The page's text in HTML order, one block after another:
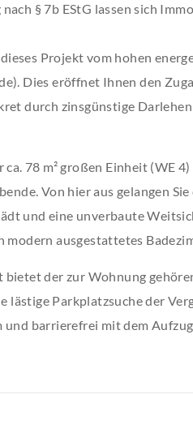
nach § 7b EStG lassen sich
Projekt vom hohen
Dies eröffnet Ihnen den
durch zinsgünstige
ca. 78 m² großen Einheit (WE
Von hier aus gelangen
und eine unverbaute
modern ausgestattetes
bietet der zur Wohnung
lästige Parkplatzsuche der
und barrierefrei mit dem